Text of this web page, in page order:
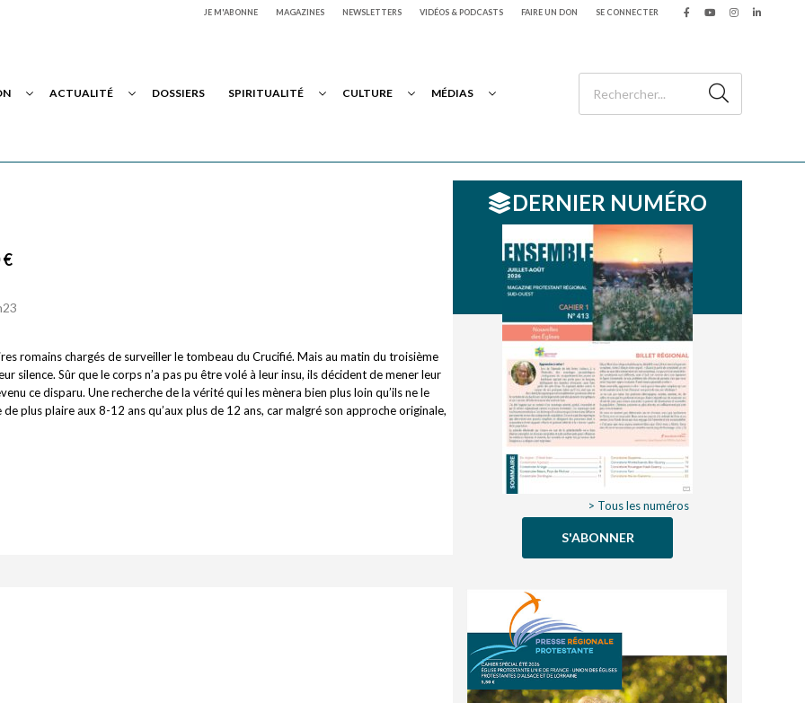
JE M'ABONNE MAGAZINES NEWSLETTERS VIDÉOS & PODCASTS FAIRE UN DON SE CONNECTER
ACTUALITÉ DOSSIERS SPIRITUALITÉ CULTURE MÉDIAS
€
romains chargés de surveiller le tombeau du Crucifié. Mais au matin du troisième
silence. Sûr que le corps n’a pas pu être volé à leur insu, ils décident de mener leur
ce disparu. Une recherche de la vérité qui les mènera bien plus loin qu’ils ne le
plus plaire aux 8-12 ans qu’aux plus de 12 ans, car malgré son approche originale,
DERNIER NUMÉRO
> Tous les numéros
S'ABONNER